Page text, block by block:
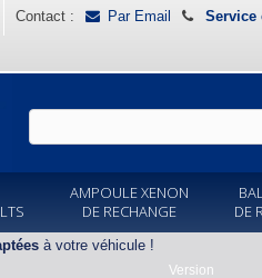
Contact : Par Email Service
AMPOULE XENON
DE RECHANGE
DE
à votre véhicule !
Version